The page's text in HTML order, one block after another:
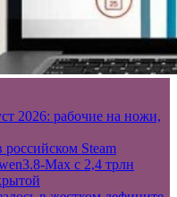
2026: рабочие на ножи,
российском Steam
Max с 2,4 трлн